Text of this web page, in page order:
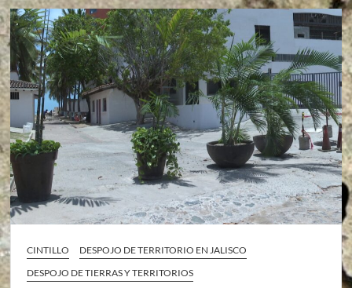
CINTILLO
DESPOJO DE TERRITORIO EN JALISCO
DESPOJO DE TIERRAS Y TERRITORIOS